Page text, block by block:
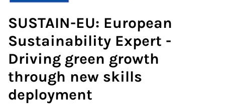
SUSTAIN-EU: European
Sustainability Expert -
Driving green growth
through new skills
deployment